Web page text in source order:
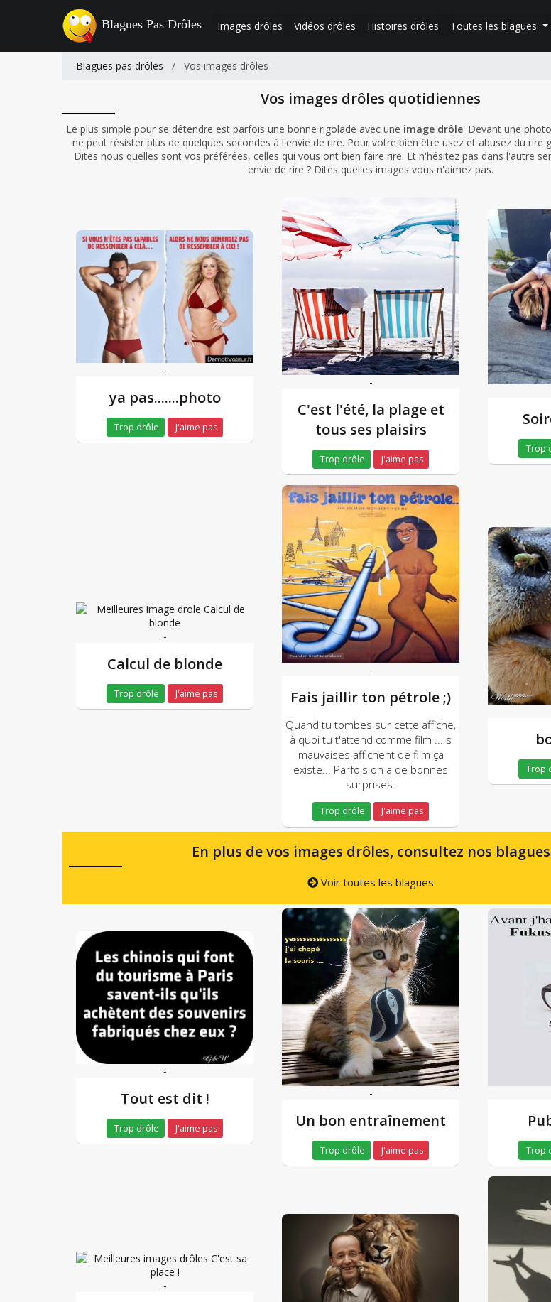
Blagues Pas Drôles Images drôles Vidéos drôles Histoires drôles Toutes les blagues
Blagues pas drôles / Vos images drôles
Vos images drôles quotidiennes
Le plus simple pour se détendre est parfois une bonne rigolade avec une image drôle. Devant une
ne peut résister plus de quelques secondes à l'envie de rire. Pour votre bien être usez et abusez du rire
Dites nous quelles sont vos préférées, celles qui vous ont bien faire rire. Et n'hésitez pas dans l'autre
envie de rire ? Dites quelles images vous n'aimez pas.
-
ya pas.......photo
Trop drôle J'aime pas
-
C'est l'été, la plage et
tous ses plaisirs
Trop drôle J'aime pas
Trop
-
Calcul de blonde
Trop drôle J'aime pas
-
Fais jaillir ton pétrole ;)
Quand tu tombes sur cette affiche,
à quoi tu t'attend comme film ... s
mauvaises affichent de film ça
existe... Parfois on a de bonnes
surprises.
Trop drôle J'aime pas
Trop
En plus de vos images drôles, consultez nos blagues
Voir toutes les blagues
-
Tout est dit !
Trop drôle J'aime pas
-
Un bon entraînement
Trop drôle J'aime pas Trop
-